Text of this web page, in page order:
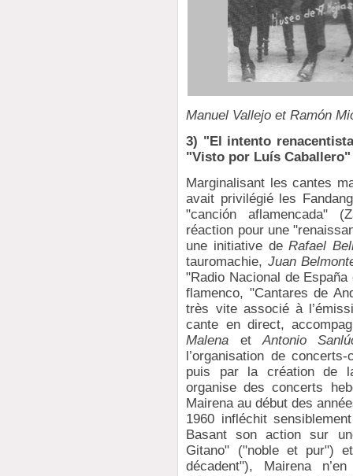
Manuel Vallejo et Ramón
3) "El intento
"Visto por Luís
Marginalisant les cantes
avait privilégié les
"canción aflamencada"
réaction pour une
une initiative deRafael
tauromachie, Juan
"Radio Nacional de
flamenco, "Cantares de
très vite associé à
cante en direct,
Malena etAntonio
l’organisation de
puis par la création de
organise des concerts
Mairena au début des
1960 infléchit
Basant son action sur
Gitano" ("noble et pur")
décadent"), Mairena